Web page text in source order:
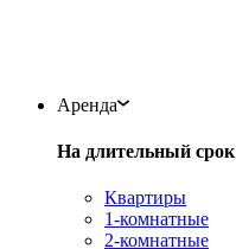
Аренда
На длительный срок
Квартиры
1-комнатные
2-комнатные